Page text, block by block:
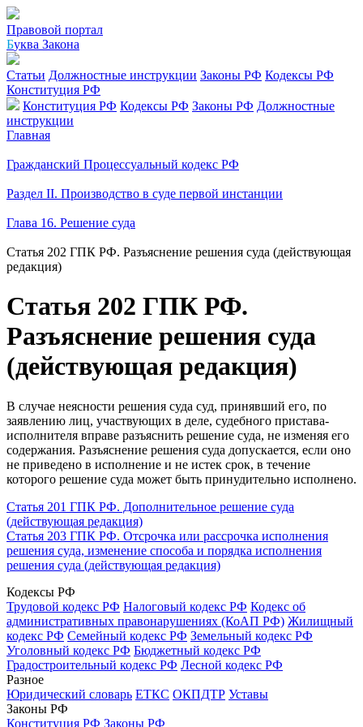
Правовой портал
Буква Закона
Статьи Должностные инструкции Законы РФ Кодексы РФ
Конституция РФ
Конституция РФ Кодексы РФ Законы РФ Должностные
инструкции
Главная
Гражданский Процессуальный кодекс РФ
Раздел II. Производство в суде первой инстанции
Глава 16. Решение суда
Статья 202 ГПК РФ. Разъяснение решения суда (действующая
редакция)
Статья 202 ГПК РФ.
Разъяснение решения суда
(действующая редакция)
В случае неясности решения суда суд, принявший его, по
заявлению лиц, участвующих в деле, судебного пристава-
исполнителя вправе разъяснить решение суда, не изменяя его
содержания. Разъяснение решения суда допускается, если оно
не приведено в исполнение и не истек срок, в течение
которого решение суда может быть принудительно исполнено.
Статья 201 ГПК РФ. Дополнительное решение суда
(действующая редакция)
Статья 203 ГПК РФ. Отсрочка или рассрочка исполнения
решения суда, изменение способа и порядка исполнения
решения суда (действующая редакция)
Кодексы РФ
Трудовой кодекс РФ Налоговый кодекс РФ Кодекс об
административных правонарушениях (КоАП РФ) Жилищный
кодекс РФ Семейный кодекс РФ Земельный кодекс РФ
Уголовный кодекс РФ Бюджетный кодекс РФ
Градостроительный кодекс РФ Лесной кодекс РФ
Разное
Юридический словарь ЕТКС ОКПДТР Уставы
Законы РФ
Конституция РФ Законы РФ